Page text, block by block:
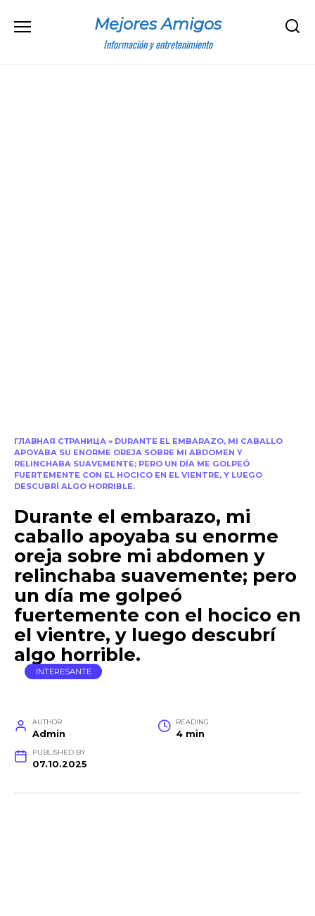
Mejores Amigos
Información y entretenimiento
ГЛАВНАЯ СТРАНИЦА » DURANTE EL EMBARAZO, MI CABALLO
APOYABA SU ENORME OREJA SOBRE MI ABDOMEN Y
RELINCHABA SUAVEMENTE; PERO UN DÍA ME GOLPEÓ
FUERTEMENTE CON EL HOCICO EN EL VIENTRE, Y LUEGO
DESCUBRÍ ALGO HORRIBLE.
Durante el embarazo, mi
caballo apoyaba su enorme
oreja sobre mi abdomen y
relinchaba suavemente; pero
un día me golpeó
fuertemente con el hocico en
el vientre, y luego descubrí
algo horrible.
INTERESANTE
AUTHOR
Admin
READING
4 min
PUBLISHED BY
07.10.2025